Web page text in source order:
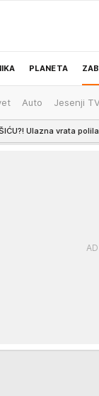
PLANETA
Auto Jesenji
polila benzinom,